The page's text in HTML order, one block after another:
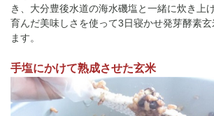
き、大分豊後水道の海水磯塩と一緒に炊き上
育んだ美味しさを使って3日寝かせ発芽酵素
ます。
手塩にかけて熟成させた玄米